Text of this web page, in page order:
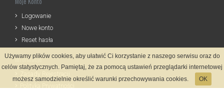
Logowanie
Nowe konto
Reset hasła
Informacje
Używamy plików cookies, aby ułatwić Ci korzystanie z naszego serwisu oraz do
celów statystycznych. Pamiętaj, że za pomocą ustawień przeglądarki internetowej
możesz samodzielnie określić warunki przechowywania cookies.
OK